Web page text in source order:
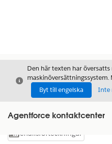
Stäng
Den här texten har översatts
Byt till engelska
Inte
Agentforce kontaktcenter
Visa
Innehållsförteckningar